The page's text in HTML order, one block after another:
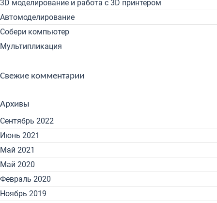
3D моделирование и работа с 3D принтером
Автомоделирование
Собери компьютер
Мультипликация
Свежие комментарии
Архивы
Сентябрь 2022
Июнь 2021
Май 2021
Май 2020
Февраль 2020
Ноябрь 2019